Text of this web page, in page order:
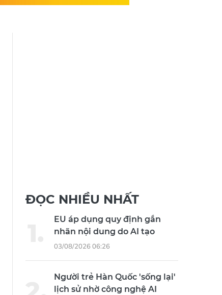
ĐỌC NHIỀU NHẤT
EU áp dụng quy định gắn
nhãn nội dung do AI tạo
03/08/2026 06:26
Người trẻ Hàn Quốc 'sống lại'
lịch sử nhờ công nghệ AI